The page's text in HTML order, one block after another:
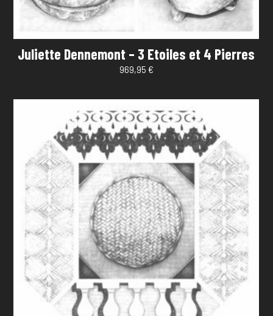
Juliette Dennemont – 3 Etoiles et 4 Pierres
969,95 €